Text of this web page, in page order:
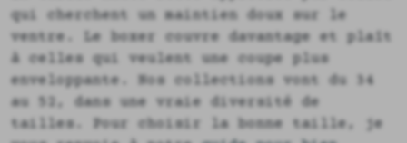
qui cherchent un maintien doux sur le
ventre. Le boxer couvre davantage et plaît
à celles qui veulent une coupe plus
enveloppante. Nos collections vont du 34
au 52, dans une vraie diversité de
tailles. Pour choisir la bonne taille, je